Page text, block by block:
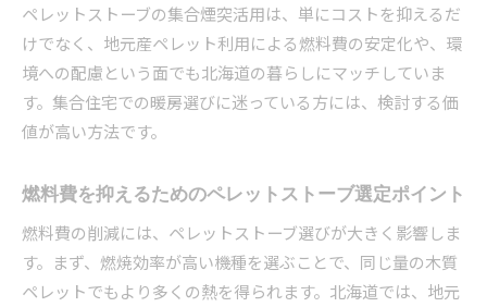
ペレットストーブの集合煙突活用は、単にコストを抑えるだ
けでなく、地元産ペレット利用による燃料費の安定化や、環
境への配慮という面でも北海道の暮らしにマッチしていま
す。集合住宅での暖房選びに迷っている方には、検討する価
値が高い方法です。
燃料費を抑えるためのペレットストーブ選定ポイント
燃料費の削減には、ペレットストーブ選びが大きく影響しま
す。まず、燃焼効率が高い機種を選ぶことで、同じ量の木質
ペレットでもより多くの熱を得られます。北海道では、地元